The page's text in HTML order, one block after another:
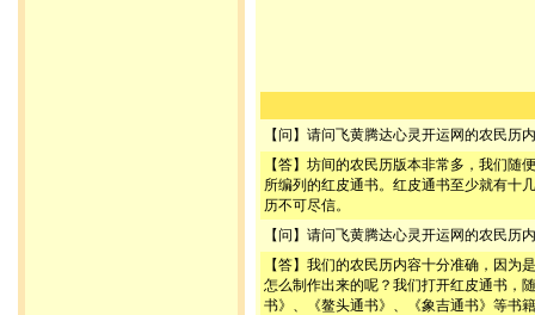
【问】请问飞黄腾达心灵开运网的农民
【答】坊间的农民历版本非常多，我们
所编列的红皮通书。红皮通书至少就有十
历不可尽信。
【问】请问飞黄腾达心灵开运网的农民历
【答】我们的农民历内容十分准确，因
怎么制作出来的呢？我们打开红皮通书，
书》、《鳌头通书》、《象吉通书》等书